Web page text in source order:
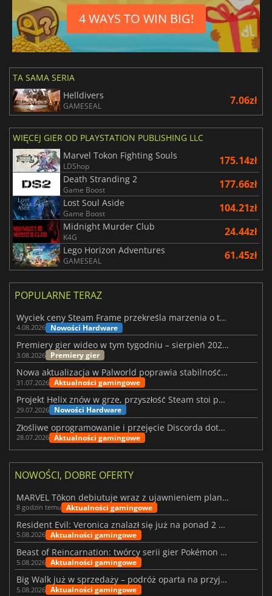
4 WAYS TO WIN BIG!
TA SAMA SERIA
Helldivers
GAMESEAL 7.06zł
WIĘCEJ GIER OD PLAYSTATION PUBLISHING LLC
Marvel Tokon Fighting Souls
LDShop 175.14zł
Death Stranding 2
Game Boost 177.66zł
Lost Soul Aside
Game Boost 104.21zł
Midnight Murder Club
K4G 24.44zł
Lego Horizon Adventures
GAMESEAL 61.45zł
POPULARNE TERAZ
Wyciek ceny Steam Frame przekreśla marzenia o tanim zestawie VR
4.08.2026 Nowości Hardware
Premiery gier wideo w tym tygodniu – sierpień 2026 r. (32. tydzień)
3.08.2026 Premiery gier
Nowa aktualizacja w Palworld poprawia stabilność Sunreach i walk z bossami
31.07.2026 Aktualności gamingowe
Projekt Helix znów w grze, przyszłość Steam stoi pod znakiem zapytania
29.07.2026 Nowości Hardware
Złośliwe oprogramowanie i przejęcie Discorda dotknęły Meccha Chameleon
28.07.2026 Aktualności gamingowe
NOWOŚCI, DOBRE OFERTY
MARVEL Tōkon debiutuje wraz z ujawnieniem planu rozwoju na pierwszy rok
8 godzin temu Aktualności gamingowe
Resident Evil: Veronica znalazł się już na ponad 2 milionach list życzeń
5.08.2026 Aktualności gamingowe
Beast of Reincarnation: twórcy serii gier Pokémon wkraczają na nową ścieżkę
5.08.2026 Aktualności gamingowe
Big Walk już w sprzedaży – podróż oparta na przyjaźni
5.08.2026 Aktualności gamingowe